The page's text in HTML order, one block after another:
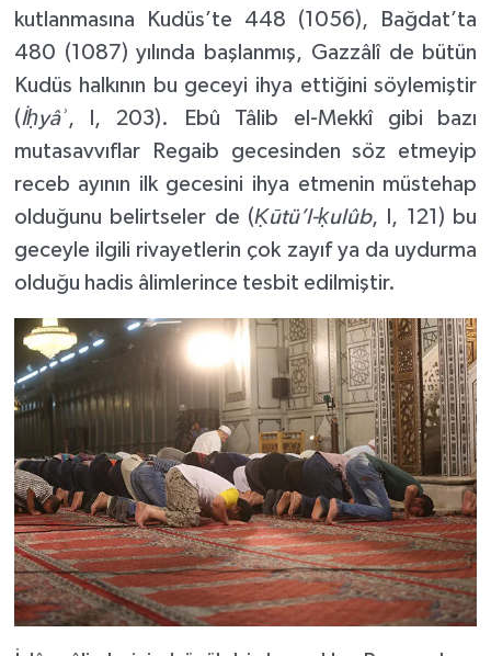
kutlanmasına Kudüs’te 448 (1056), Bağdat’ta
480 (1087) yılında başlanmış, Gazzâlî de bütün
Kudüs halkının bu geceyi ihya ettiğini söylemiştir
(İḥyâʾ, I, 203). Ebû Tâlib el-Mekkî gibi bazı
mutasavvıflar Regaib gecesinden söz etmeyip
receb ayının ilk gecesini ihya etmenin müstehap
olduğunu belirtseler de (Ḳūtü’l-ḳulûb, I, 121) bu
geceyle ilgili rivayetlerin çok zayıf ya da uydurma
olduğu hadis âlimlerince tesbit edilmiştir.